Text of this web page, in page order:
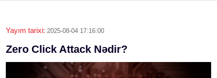
Yayım tarixi: 2025-08-04 17:16:00
Zero Click Attack Nədir?